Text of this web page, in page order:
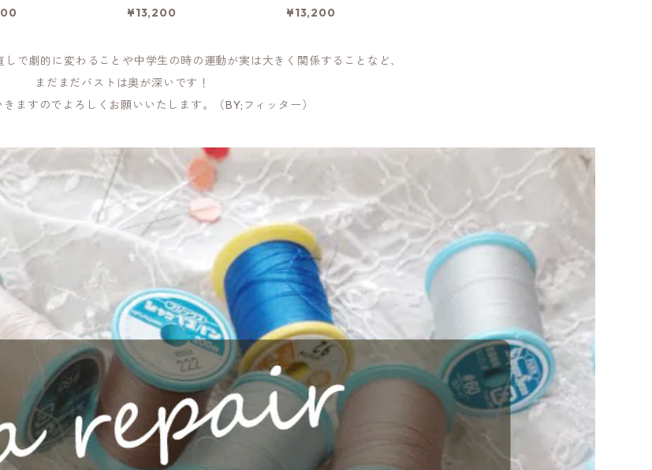
タチオ)：al3091151pt
¥13,200
ン)：al3091151ne
¥13,200
で劇的に変わることや中学生の時の運動が実は大きく関係することなど、
まだまだバストは奥が深いです！
きますのでよろしくお願いいたします。（BY;フィッター）